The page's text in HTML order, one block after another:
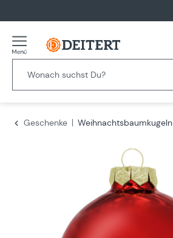
Geschenke Weihnachtsbaumkugeln